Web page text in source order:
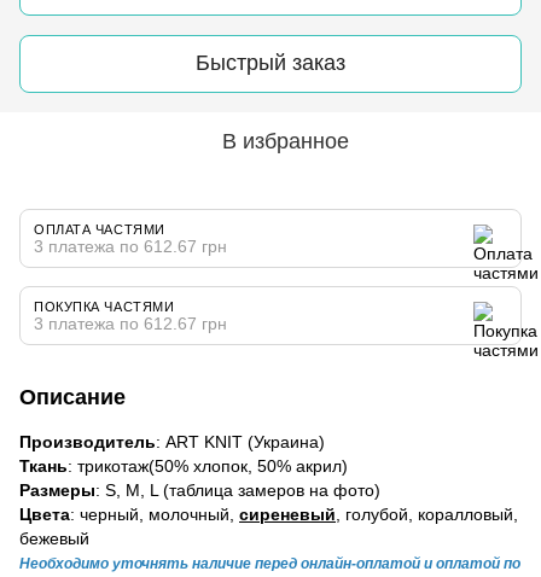
Быстрый заказ
В избранное
ОПЛАТА ЧАСТЯМИ
3 платежа по 612.67 грн
ПОКУПКА ЧАСТЯМИ
3 платежа по 612.67 грн
Описание
Производитель: ART KNIT (Украина)
Ткань: трикотаж(50% хлопок, 50% акрил)
Размеры: S, M, L (таблица замеров на фото)
Цвета: черный, молочный, сиреневый , голубой, коралловый,
бежевый
Необходимо уточнять наличие перед онлайн-оплатой и оплатой по